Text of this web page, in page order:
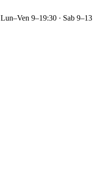
Lun–Ven 9–19:30 · Sab 9–13